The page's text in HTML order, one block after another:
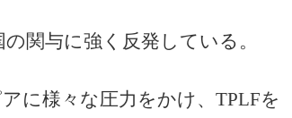
関与に強く反発している。
に様々な圧力をかけ、TPLFを